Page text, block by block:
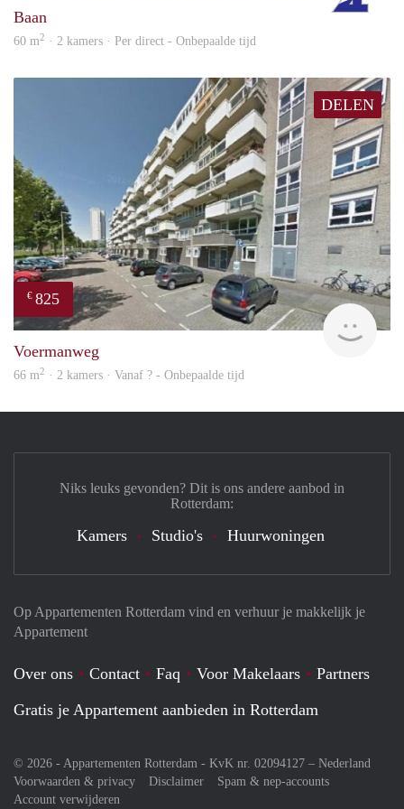
Baan
60 m2 · 2 kamers · Per direct - Onbepaalde tijd
DELEN
€ 825
Voermanweg
66 m2 · 2 kamers · Vanaf ? - Onbepaalde tijd
Op Appartementen Rotterdam vind en verhuur je makkelijk je
Appartement
Over ons Contact Faq Voor Makelaars
Partners
Gratis je Appartement aanbieden in Rotterdam
© 2026 - Appartementen Rotterdam - KvK nr. 02094127 – Nederland
Voorwaarden & privacy
Disclaimer
Spam & nep-accounts
Account verwijderen
Niks leuks gevonden? Dit is ons andere aanbod in
Rotterdam:
Kamers Studio's Huurwoningen